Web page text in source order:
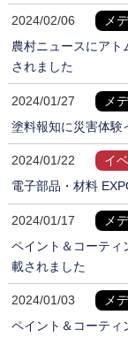
2024/02/06
メ
農村ニュースにア
されました
2024/01/27
メ
塗料報知に災害体験
2024/01/22
イ
電子部品・材料
2024/01/17
メ
ペイント＆コーティ
載されました
2024/01/03
メ
ペイント＆コーティ